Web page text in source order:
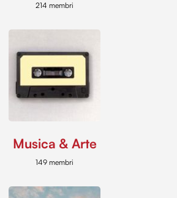
214 membri
Musica & Arte
149 membri